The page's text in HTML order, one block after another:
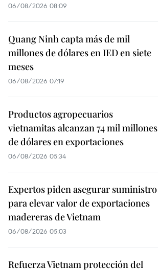
06/08/2026 08:09
Quang Ninh capta más de mil
millones de dólares en IED en siete
meses
06/08/2026 07:19
Productos agropecuarios
vietnamitas alcanzan 74 mil millones
de dólares en exportaciones
06/08/2026 05:34
Expertos piden asegurar suministro
para elevar valor de exportaciones
madereras de Vietnam
06/08/2026 05:03
Refuerza Vietnam protección del